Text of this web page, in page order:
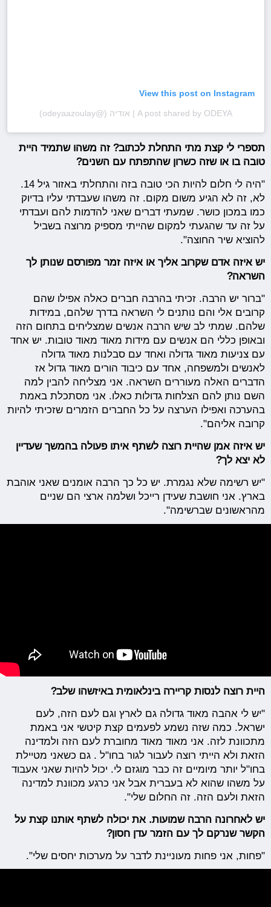
View this post on Instagram
A post shared by ODEYA | אודיה (@odeyaazoulay)
תספרי לי קצת מתי התחלת לכתוב? זה משהו שתמיד היית
טובה בו או שזה כשרון שהתפתח עם השנים?
"היה לי חלום להיות הכי טובה בזה והתחלתי באזור גיל 14.
לא, זה לא הגיע משום מקום. זה משהו שעבדתי עליו בדיוק
כמו במכון כושר. שמעתי דברים שאני להדמות להם ועבדתי
על זה עד שהגעתי למקום שהייתי מספיק מרוצה בשביל
להוציא שיר החוצה".
יש איזה אדם שקרוב אליך או איזה זמר מפורסם שנותן לך
השראה?
"ברור יש הרבה. זכיתי בהרבה חברים כאלה אפילו שהם
קרובים אלי והם נותנים לי השראה בדרך שלהם, במידות
שלהם. שמתי לב שיש הרבה אנשים שמצליחים בתחום הזה
ובאופן כללי הם אנשים עם מידות מאוד מאוד טובות. יש אחד
עם צניעות מאוד גדולה ואחד עם סבלנות מאוד גדולה
לאנשים ולמשפחה, אחד עם כיבוד הורים מאוד גדול אז
הדברים האלה מעוררים השראה. אני מצליחה להבין למה
השם נותן להם הצלחות גדולות כאלו. אני מסתכלת באמת
בהערכה ואפילו הערצה על כל החברים הזמרים שזכיתי להיות
קרובה אליהם".
יש איזה אמן שהיית רוצה לשתף איתו פעולה בהמשך שעדיין
לא יצא לך?
"יש רשימה שלא נגמרת. יש כל כך הרבה אומנים שאני אוהבת
בארץ. אני חושבת שעידן רייכל ושלמה ארצי הם שניים
מהראשונים שברשימה".
היית רוצה לנסות קריירה בינלאומית באיזשהו שלב?
"יש לי אהבה מאוד גדולה גם לארץ וגם לעם הזה, לעם
ישראל. כמה שזה נשמע לפעמים קצת קיטשי אני באמת
מתכוונת לזה. אני מאוד מאוד מחוברת לעם הזה ולמדינה
הזאת ולא הייתי רוצה לעבור לגור בחו"ל . גם כשאני מטיילת
בחו"ל יותר מיומיים זה כבר מוגזם לי. יכול להיות שאני אעבוד
על משהו שהוא לא בעברית אבל אני כרגע מכוונת למדינה
הזאת ולעם הזה. זה החלום שלי".
יש לאחרונה הרבה שמועות. את יכולה לשתף אותנו קצת על
הקשר שנרקם לך עם הזמר עדן חסון?
"פחות, אני פחות מעוניינת לדבר על מערכות יחסים שלי".